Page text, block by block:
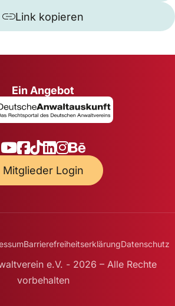
Link kopieren
Ein Angebot
Mitglieder Login
BarrierefreiheitserklärungDatenschutz
e.V. - 2026 – Alle Rechte
vorbehalten